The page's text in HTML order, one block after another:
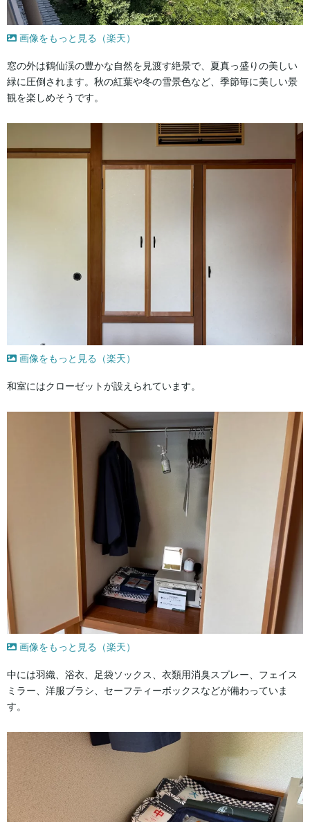
画像をもっと見る（楽天）
窓の外は鶴仙渓の豊かな自然を見渡す絶景で、夏真っ盛りの美しい
緑に圧倒されます。秋の紅葉や冬の雪景色など、季節毎に美しい景
観を楽しめそうです。
画像をもっと見る（楽天）
和室にはクローゼットが設えられています。
画像をもっと見る（楽天）
中には羽織、浴衣、足袋ソックス、衣類用消臭スプレー、フェイス
ミラー、洋服ブラシ、セーフティーボックスなどが備わっていま
す。